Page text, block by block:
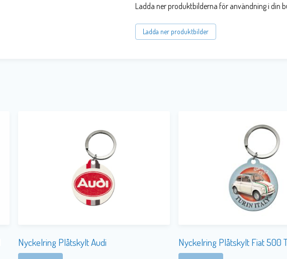
Ladda ner produktbilderna för användning i din
Ladda ner produktbilder
Nyckelring Plåtskylt Audi Nyckelring Plåtskylt Fiat 500